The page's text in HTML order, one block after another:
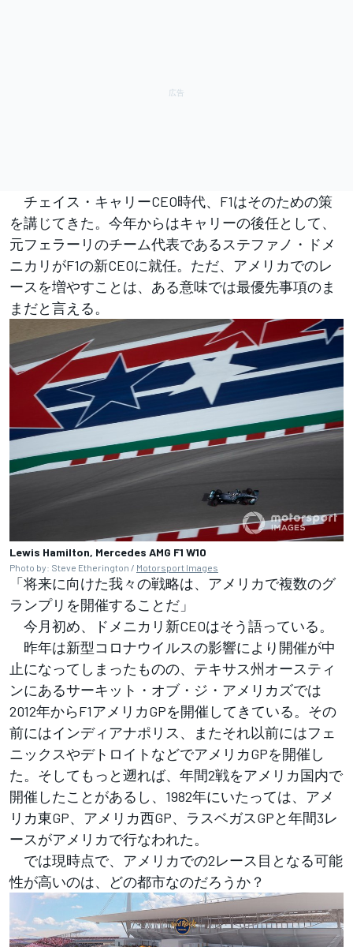
チェイス・キャリーCEO時代、F1はそのための策
を講じてきた。今年からはキャリーの後任として、
元フェラーリのチーム代表であるステファノ・ドメ
ニカリがF1の新CEOに就任。ただ、アメリカでのレ
ースを増やすことは、ある意味では最優先事項のま
まだと言える。
Lewis Hamilton, Mercedes AMG F1 W10
Photo by: Steve Etherington / Motorsport Images
「将来に向けた我々の戦略は、アメリカで複数のグ
ランプリを開催することだ」
今月初め、ドメニカリ新CEOはそう語っている。
昨年は新型コロナウイルスの影響により開催が中
止になってしまったものの、テキサス州オースティ
ンにあるサーキット・オブ・ジ・アメリカズでは
2012年からF1アメリカGPを開催してきている。その
前にはインディアナポリス、またそれ以前にはフェ
ニックスやデトロイトなどでアメリカGPを開催し
た。そしてもっと遡れば、年間2戦をアメリカ国内で
開催したことがあるし、1982年にいたっては、アメ
リカ東GP、アメリカ西GP、ラスベガスGPと年間3レ
ースがアメリカで行なわれた。
では現時点で、アメリカでの2レース目となる可能
性が高いのは、どの都市なのだろうか？